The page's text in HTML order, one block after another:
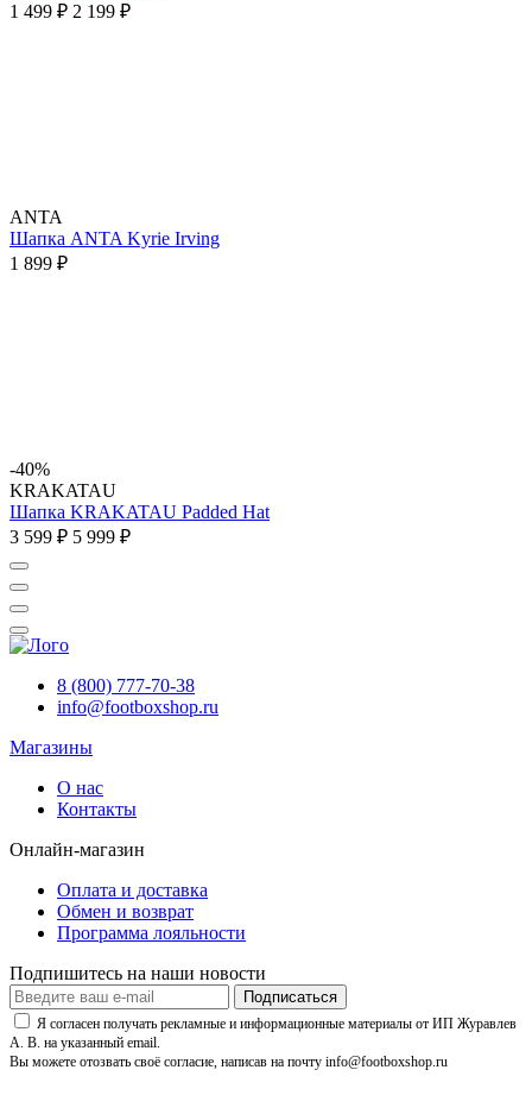
1 499 ₽ 2 199 ₽
ANTA
Шапка ANTA Kyrie Irving
1 899 ₽
-40%
KRAKATAU
Шапка KRAKATAU Padded Hat
3 599 ₽ 5 999 ₽
8 (800) 777-70-38
info@footboxshop.ru
Магазины
О нас
Контакты
Онлайн-магазин
Оплата и доставка
Обмен и возврат
Программа лояльности
Подпишитесь на наши новости
Подписаться
Я согласен получать рекламные и информационные материалы от ИП Журавлев
А. В. на указанный email.
Вы можете отозвать своё согласие, написав на почту info@footboxshop.ru